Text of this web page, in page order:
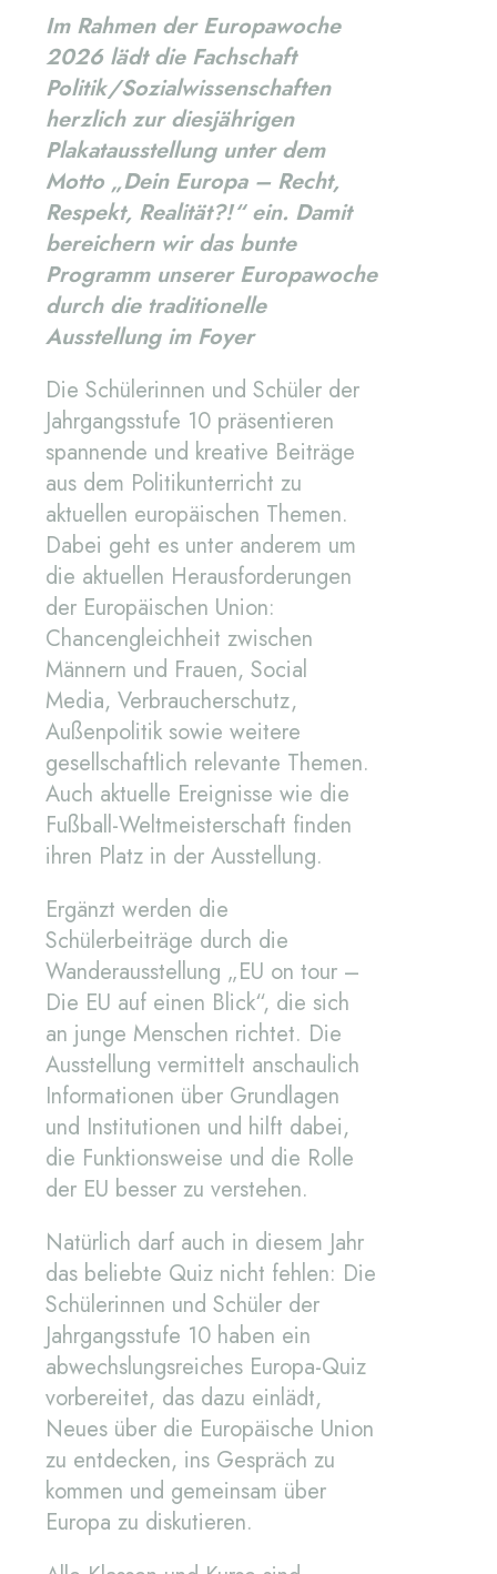
Im Rahmen der Europawoche
2026 lädt die Fachschaft
Politik/Sozialwissenschaften
herzlich zur diesjährigen
Plakatausstellung unter dem
Motto „Dein Europa – Recht,
Respekt, Realität?!“ ein. Damit
bereichern wir das bunte
Programm unserer Europawoche
durch die traditionelle
Ausstellung im Foyer
Die Schülerinnen und Schüler der
Jahrgangsstufe 10 präsentieren
spannende und kreative Beiträge
aus dem Politikunterricht zu
aktuellen europäischen Themen.
Dabei geht es unter anderem um
die aktuellen Herausforderungen
der Europäischen Union:
Chancengleichheit zwischen
Männern und Frauen, Social
Media, Verbraucherschutz,
Außenpolitik sowie weitere
gesellschaftlich relevante Themen.
Auch aktuelle Ereignisse wie die
Fußball-Weltmeisterschaft finden
ihren Platz in der Ausstellung.
Ergänzt werden die
Schülerbeiträge durch die
Wanderausstellung „EU on tour –
Die EU auf einen Blick“, die sich
an junge Menschen richtet. Die
Ausstellung vermittelt anschaulich
Informationen über Grundlagen
und Institutionen und hilft dabei,
die Funktionsweise und die Rolle
der EU besser zu verstehen.
Natürlich darf auch in diesem Jahr
das beliebte Quiz nicht fehlen: Die
Schülerinnen und Schüler der
Jahrgangsstufe 10 haben ein
abwechslungsreiches Europa-Quiz
vorbereitet, das dazu einlädt,
Neues über die Europäische Union
zu entdecken, ins Gespräch zu
kommen und gemeinsam über
Europa zu diskutieren.